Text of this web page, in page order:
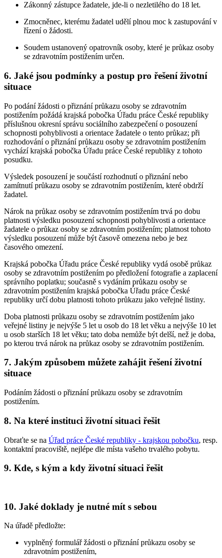
Zákonný zástupce žadatele, jde-li o nezletilého do 18 let.
Zmocněnec, kterému žadatel udělí plnou moc k zastupování v
řízení o žádosti.
Soudem ustanovený opatrovník osoby, které je průkaz osoby
se zdravotním postižením určen.
6. Jaké jsou podmínky a postup pro řešení životní
situace
Po podání žádosti o přiznání průkazu osoby se zdravotním
postižením požádá krajská pobočka Úřadu práce České republiky
příslušnou okresní správu sociálního zabezpečení o posouzení
schopnosti pohyblivosti a orientace žadatele o tento průkaz; při
rozhodování o přiznání průkazu osoby se zdravotním postižením
vychází krajská pobočka Úřadu práce České republiky z tohoto
posudku.
Výsledek posouzení je součástí rozhodnutí o přiznání nebo
zamítnutí průkazu osoby se zdravotním postižením, které obdrží
žadatel.
Nárok na průkaz osoby se zdravotním postižením trvá po dobu
platnosti výsledku posouzení schopnosti pohyblivosti a orientace
žadatele o průkaz osoby se zdravotním postižením; platnost tohoto
výsledku posouzení může být časově omezena nebo je bez
časového omezení.
Krajská pobočka Úřadu práce České republiky vydá osobě průkaz
osoby se zdravotním postižením po předložení fotografie a zaplacení
správního poplatku; současně s vydáním průkazu osoby se
zdravotním postižením krajská pobočka Úřadu práce České
republiky určí dobu platnosti tohoto průkazu jako veřejné listiny.
Doba platnosti průkazu osoby se zdravotním postižením jako
veřejné listiny je nejvýše 5 let u osob do 18 let věku a nejvýše 10 let
u osob starších 18 let věku; tato doba nemůže být delší, než je doba,
po kterou trvá nárok na průkaz osoby se zdravotním postižením.
7. Jakým způsobem můžete zahájit řešení životní
situace
Podáním žádosti o přiznání průkazu osoby se zdravotním
postižením.
8. Na které instituci životní situaci řešit
Obraťte se na Úřad práce České republiky - krajskou pobočku, resp.
kontaktní pracoviště, nejlépe dle místa vašeho trvalého pobytu.
9. Kde, s kým a kdy životní situaci řešit
10. Jaké doklady je nutné mít s sebou
Na úřadě předložte:
vyplněný formulář žádosti o přiznání průkazu osoby se
zdravotním postižením,